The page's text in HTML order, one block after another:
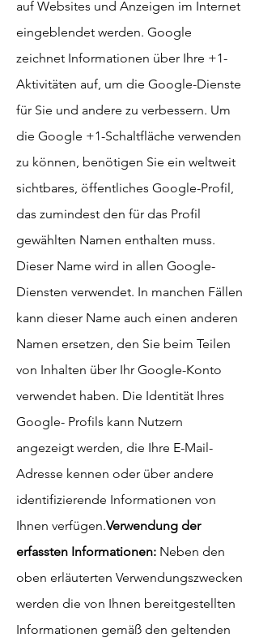
auf Websites und Anzeigen im Internet
eingeblendet werden. Google
zeichnet Informationen über Ihre +1-
Aktivitäten auf, um die Google-Dienste
für Sie und andere zu verbessern. Um
die Google +1-Schaltfläche verwenden
zu können, benötigen Sie ein weltweit
sichtbares, öffentliches Google-Profil,
das zumindest den für das Profil
gewählten Namen enthalten muss.
Dieser Name wird in allen Google-
Diensten verwendet. In manchen Fällen
kann dieser Name auch einen anderen
Namen ersetzen, den Sie beim Teilen
von Inhalten über Ihr Google-Konto
verwendet haben. Die Identität Ihres
Google- Profils kann Nutzern
angezeigt werden, die Ihre E-Mail-
Adresse kennen oder über andere
identifizierende Informationen von
Ihnen verfügen.Verwendung der
erfassten Informationen: Neben den
oben erläuterten Verwendungszwecken
werden die von Ihnen bereitgestellten
Informationen gemäß den geltenden